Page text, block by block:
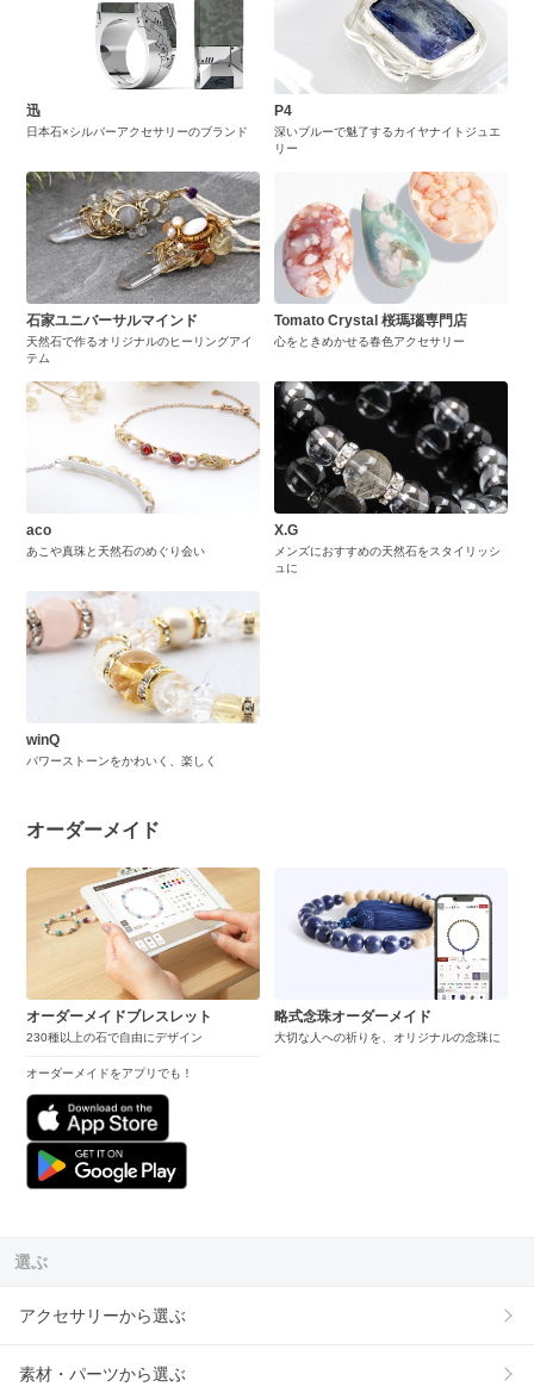
迅
日本石×シルバーアクセサリーのブランド
P4
深いブルーで魅了するカイヤナイトジュエ
リー
石家ユニバーサルマインド
天然石で作るオリジナルのヒーリングアイ
テム
Tomato Crystal 桜瑪瑙専門店
心をときめかせる春色アクセサリー
aco
あこや真珠と天然石のめぐり会い
X.G
メンズにおすすめの天然石をスタイリッシ
ュに
winQ
パワーストーンをかわいく、楽しく
オーダーメイド
オーダーメイドブレスレット
230種以上の石で自由にデザイン
オーダーメイドをアプリでも！
略式念珠オーダーメイド
大切な人への祈りを、オリジナルの念珠に
選ぶ
アクセサリーから選ぶ
素材・パーツから選ぶ